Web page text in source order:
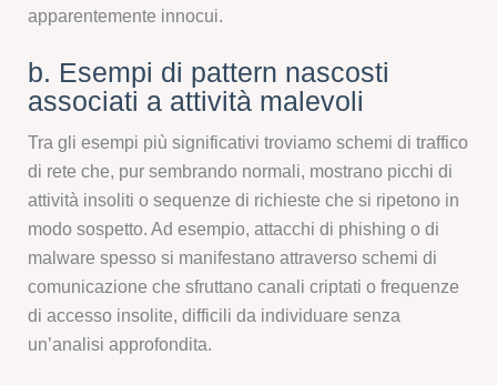
apparentemente innocui.
b. Esempi di pattern nascosti
associati a attività malevoli
Tra gli esempi più significativi troviamo schemi di traffico
di rete che, pur sembrando normali, mostrano picchi di
attività insoliti o sequenze di richieste che si ripetono in
modo sospetto. Ad esempio, attacchi di phishing o di
malware spesso si manifestano attraverso schemi di
comunicazione che sfruttano canali criptati o frequenze
di accesso insolite, difficili da individuare senza
un’analisi approfondita.